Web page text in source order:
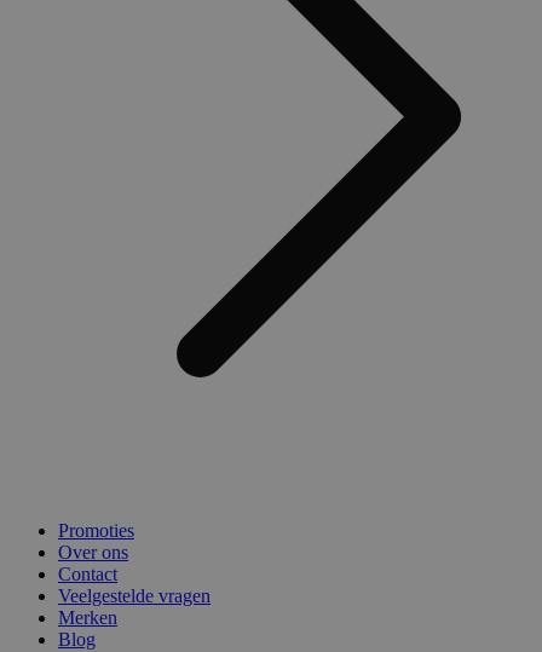
Promoties
Over ons
Contact
Veelgestelde vragen
Merken
Blog